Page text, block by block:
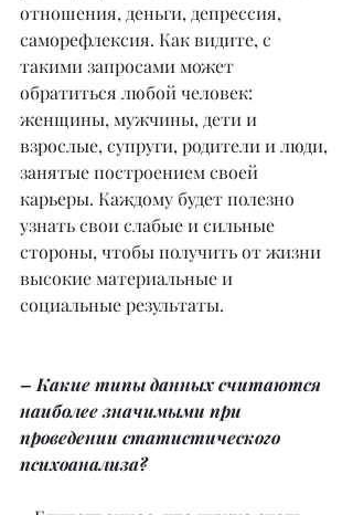
отношения, деньги, депрессия,
саморефлексия. Как видите, с
такими запросами может
обратиться любой человек:
женщины, мужчины, дети и
взрослые, супруги, родители и люди,
занятые построением своей
карьеры. Каждому будет полезно
узнать свои слабые и сильные
стороны, чтобы получить от жизни
высокие материальные и
социальные результаты.
– Какие типы данных считаются
наиболее значимыми при
проведении статистического
психоанализа?